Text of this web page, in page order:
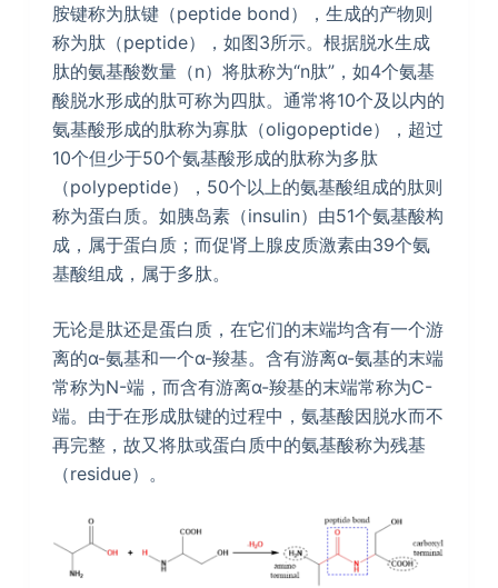
胺键称为肽键（peptide bond），生成的产物则
称为肽（peptide），如图3所示。根据脱水生成
肽的氨基酸数量（n）将肽称为“n肽”，如4个氨基
酸脱水形成的肽可称为四肽。通常将10个及以内的
氨基酸形成的肽称为寡肽（oligopeptide），超过
10个但少于50个氨基酸形成的肽称为多肽
（polypeptide），50个以上的氨基酸组成的肽则
称为蛋白质。如胰岛素（insulin）由51个氨基酸构
成，属于蛋白质；而促肾上腺皮质激素由39个氨
基酸组成，属于多肽。
无论是肽还是蛋白质，在它们的末端均含有一个游
离的α-氨基和一个α-羧基。含有游离α-氨基的末端
常称为N-端，而含有游离α-羧基的末端常称为C-
端。由于在形成肽键的过程中，氨基酸因脱水而不
再完整，故又将肽或蛋白质中的氨基酸称为残基
（residue）。